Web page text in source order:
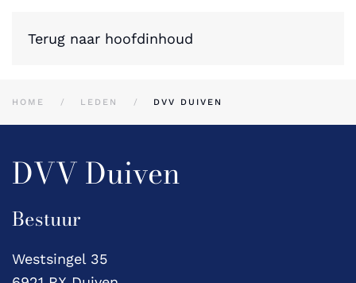
Terug naar hoofdinhoud
HOME LEDEN DVV DUIVEN
DVV Duiven
Bestuur
Westsingel 35